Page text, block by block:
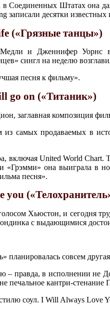
Соединенных Штатах она
записали десятки известных
(«Грязные танцы»)
и Дженнифер Уорнс
сингл на неделю
песня к фильму».
go on («Титаник»)
заглавная композиция
самых продаваемых в
включая United World
она выиграла в
песня».
you
Хьюстон, и сегодня
с выдающимися
планировалась совсем
– правда, в исполнении не
печальное кантри-стенание
соул. I Will Always Love